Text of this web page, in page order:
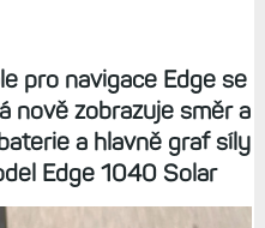
pro navigace Edge se
nově zobrazuje směr a
a hlavně graf síly
Edge 1040 Solar